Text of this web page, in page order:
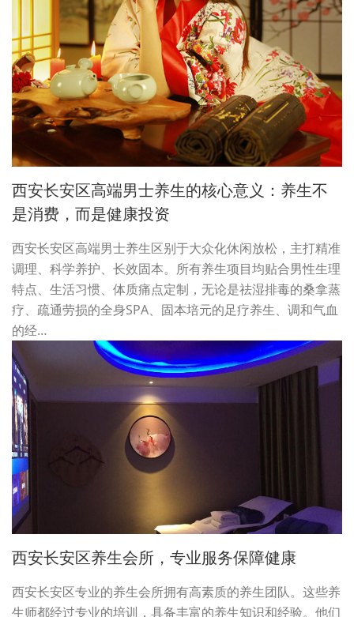
西安长安区高端男士养生的核心意义：养生不
是消费，而是健康投资
西安长安区高端男士养生区别于大众化休闲放松，主打精准
调理、科学养护、长效固本。所有养生项目均贴合男性生理
特点、生活习惯、体质痛点定制，无论是祛湿排毒的桑拿蒸
疗、疏通劳损的全身SPA、固本培元的足疗养生、调和气血
的经…
西安长安区养生会所，专业服务保障健康
西安长安区专业的养生会所拥有高素质的养生团队。这些养
生师都经过专业的培训，具备丰富的养生知识和经验。他们